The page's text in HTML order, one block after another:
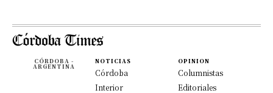
CÓRDOBA -
ARGENTINA
NOTICIAS
Córdoba
Interior
OPINION
Columnistas
Editoriales